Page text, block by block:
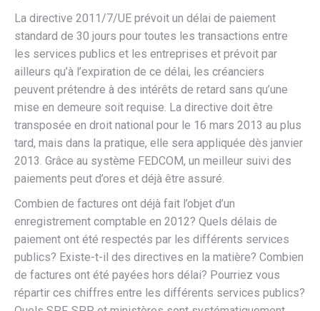
La directive 2011/7/UE prévoit un délai de paiement
standard de 30 jours pour toutes les transactions entre
les services publics et les entreprises et prévoit par
ailleurs qu’à l’expiration de ce délai, les créanciers
peuvent prétendre à des intérêts de retard sans qu’une
mise en demeure soit requise. La directive doit être
transposée en droit national pour le 16 mars 2013 au plus
tard, mais dans la pratique, elle sera appliquée dès janvier
2013. Grâce au système FEDCOM, un meilleur suivi des
paiements peut d’ores et déjà être assuré.
Combien de factures ont déjà fait l’objet d’un
enregistrement comptable en 2012? Quels délais de
paiement ont été respectés par les différents services
publics? Existe-t-il des directives en la matière? Combien
de factures ont été payées hors délai? Pourriez vous
répartir ces chiffres entre les différents services publics?